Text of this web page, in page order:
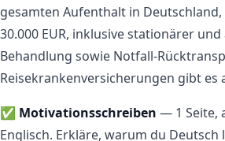
gesamten Aufenthalt in
30.000 EUR, inklusive stationärer
Behandlung sowie Notfall-
Reisekrankenversicherungen gibt es
✅ Motivationsschreiben — 1 Seite,
Englisch. Erkläre, warum du